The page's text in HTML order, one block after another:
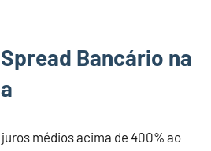
Bancário na
juros médios acima de 400% ao